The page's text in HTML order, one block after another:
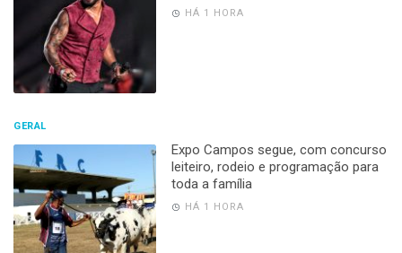
HÁ 1 HORA
GERAL
Expo Campos segue, com concurso
leiteiro, rodeio e programação para
toda a família
HÁ 1 HORA